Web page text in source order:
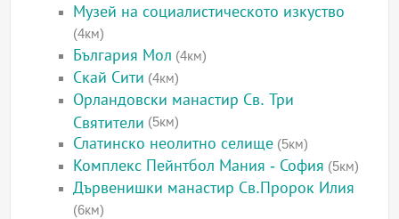
Музей на социалистическото изкуство
(4км)
България Мол (4км)
Скай Сити (4км)
Орландовски манастир Св. Три
Святители (5км)
Слатинско неолитно селище (5км)
Комплекс Пейнтбол Мания - София (5км)
Дървенишки манастир Св.Пророк Илия
(6км)